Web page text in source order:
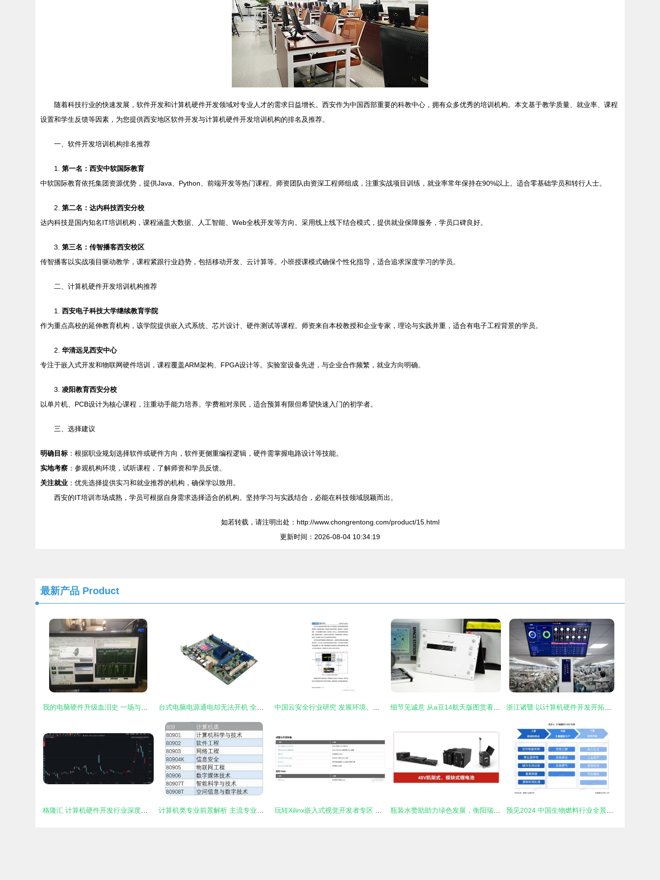
随着科技行业的快速发展，软件开发和计算机硬件开发领域对专业人才的需求日益增长。西安作为中国西部重要的科教中心，拥有众多优秀的培训机构。本文基于教学质量、就业率、课程
设置和学生反馈等因素，为您提供西安地区软件开发与计算机硬件开发培训机构的排名及推荐。
一、软件开发培训机构排名推荐
1. 第一名：西安中软国际教育
中软国际教育依托集团资源优势，提供Java、Python、前端开发等热门课程。师资团队由资深工程师组成，注重实战项目训练，就业率常年保持在90%以上。适合零基础学员和转行人士。
2. 第二名：达内科技西安分校
达内科技是国内知名IT培训机构，课程涵盖大数据、人工智能、Web全栈开发等方向。采用线上线下结合模式，提供就业保障服务，学员口碑良好。
3. 第三名：传智播客西安校区
传智播客以实战项目驱动教学，课程紧跟行业趋势，包括移动开发、云计算等。小班授课模式确保个性化指导，适合追求深度学习的学员。
二、计算机硬件开发培训机构推荐
1. 西安电子科技大学继续教育学院
作为重点高校的延伸教育机构，该学院提供嵌入式系统、芯片设计、硬件测试等课程。师资来自本校教授和企业专家，理论与实践并重，适合有电子工程背景的学员。
2. 华清远见西安中心
专注于嵌入式开发和物联网硬件培训，课程覆盖ARM架构、FPGA设计等。实验室设备先进，与企业合作频繁，就业方向明确。
3. 凌阳教育西安分校
以单片机、PCB设计为核心课程，注重动手能力培养。学费相对亲民，适合预算有限但希望快速入门的初学者。
三、选择建议
明确目标 ：根据职业规划选择软件或硬件方向，软件更侧重编程逻辑，硬件需掌握电路设计等技能。
实地考察 ：参观机构环境，试听课程，了解师资和学员反馈。
关注就业 ：优先选择提供实习和就业推荐的机构，确保学以致用。
西安的IT培训市场成熟，学员可根据自身需求选择适合的机构。坚持学习与实践结合，必能在科技领域脱颖而出。
如若转载，请注明出处：http://www.chongrentong.com/product/15.html
更新时间：2026-08-04 10:34:19
最新产品 Product